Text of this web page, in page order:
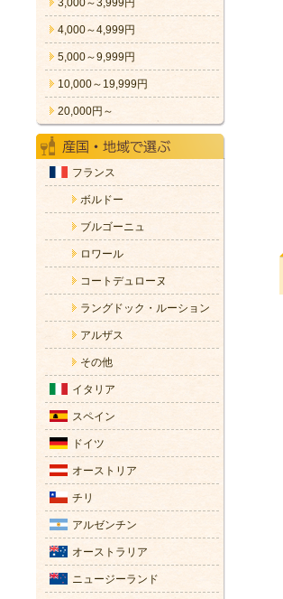
3,000～3,999円
4,000～4,999円
5,000～9,999円
10,000～19,999円
20,000円～
フランス
ボルドー
ブルゴーニュ
ロワール
コートデュローヌ
ラングドック・ルーション
アルザス
その他
イタリア
スペイン
ドイツ
オーストリア
チリ
アルゼンチン
オーストラリア
ニュージーランド